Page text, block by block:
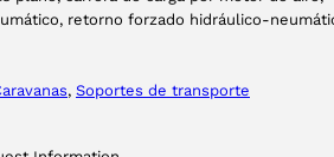
retorno forzado hidráulico-
, Soportes de transporte